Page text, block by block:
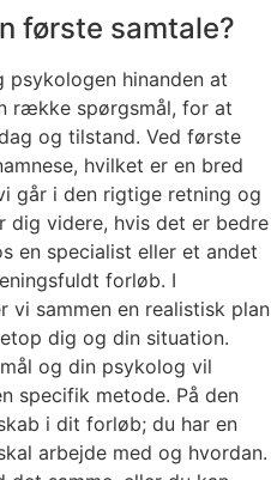
første samtale?
hinanden at
række spørgsmål, for at
og tilstand. Ved første
hvilket er en bred
går i den rigtige retning og
dig videre, hvis det er bedre
en specialist eller et andet
forløb. I
vi sammen en realistisk plan
dig og din situation.
og din psykolog vil
specifik metode. På den
i dit forløb; du har en
arbejde med og hvordan.